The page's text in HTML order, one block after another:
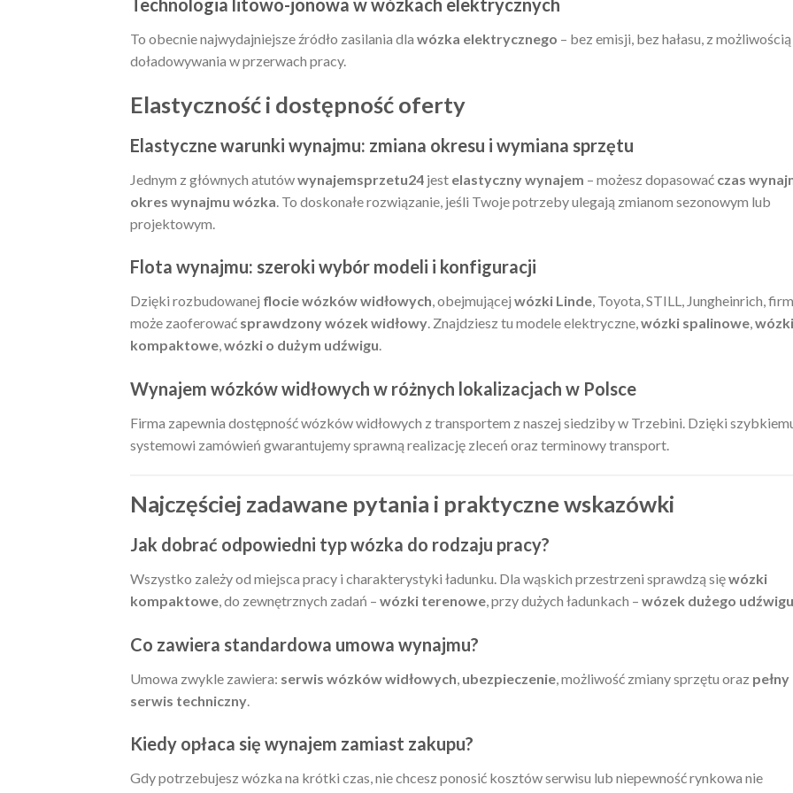
Technologia litowo-jonowa w wózkach elektrycznych
To obecnie najwydajniejsze źródło zasilania dla wózka elektrycznego – bez emisji, bez hałasu, z możliwością
doładowywania w przerwach pracy.
Elastyczność i dostępność oferty
Elastyczne warunki wynajmu: zmiana okresu i wymiana sprzętu
Jednym z głównych atutówwynajemsprzetu24 jest elastyczny wynajem – możesz dopasować czas
okres wynajmu wózka . To doskonałe rozwiązanie, jeśli Twoje potrzeby ulegają zmianom sezonowym lub
projektowym.
Flota wynajmu: szeroki wybór modeli i konfiguracji
Dzięki rozbudowanej flocie wózków widłowych, obejmującej wózki Linde, Toyota, STILL, Jungheinrich,
może zaoferować sprawdzony wózek widłowy. Znajdziesz tu modele elektryczne,wózki spalinowe,wózki
kompaktowe,wózki o dużym udźwigu.
Wynajem wózków widłowych w różnych lokalizacjach w Polsce
Firma zapewnia dostępność wózków widłowych z transportem z naszej siedziby w Trzebini. Dzięki
systemowi zamówień gwarantujemy sprawną realizację zleceń oraz terminowy transport.
Najczęściej zadawane pytania i praktyczne wskazówki
Jak dobrać odpowiedni typ wózka do rodzaju pracy?
Wszystko zależy od miejsca pracy i charakterystyki ładunku. Dla wąskich przestrzeni sprawdzą sięwózki
kompaktowe, do zewnętrznych zadań – wózki terenowe, przy dużych ładunkach – wózek dużego udźwigu
Co zawiera standardowa umowa wynajmu?
Umowa zwykle zawiera: serwis wózków widłowych ubezpieczenie , możliwość zmiany sprzętu oraz pełny
serwis techniczny
Kiedy opłaca się wynajem zamiast zakupu?
Gdy potrzebujesz wózka na krótki czas, nie chcesz ponosić kosztów serwisu lub niepewność rynkowa nie